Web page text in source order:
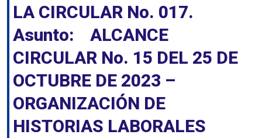
LA CIRCULAR No. 017.
Asunto: ALCANCE
CIRCULAR No. 15 DEL 25 DE
OCTUBRE DE 2023 –
ORGANIZACIÓN DE
HISTORIAS LABORALES